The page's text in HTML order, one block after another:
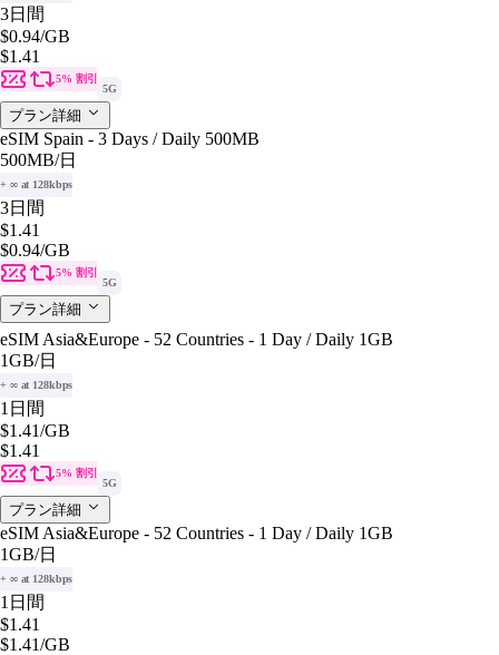
3日間
$0.94/GB
$1.41
5% 割引
5G
プラン詳細
eSIM Spain - 3 Days / Daily 500MB
500MB/日
+ ∞ at 128kbps
3日間
$1.41
$0.94/GB
5% 割引
5G
プラン詳細
eSIM Asia&Europe - 52 Countries - 1 Day / Daily 1GB
1GB/日
+ ∞ at 128kbps
1日間
$1.41/GB
$1.41
5% 割引
5G
プラン詳細
eSIM Asia&Europe - 52 Countries - 1 Day / Daily 1GB
1GB/日
+ ∞ at 128kbps
1日間
$1.41
$1.41/GB